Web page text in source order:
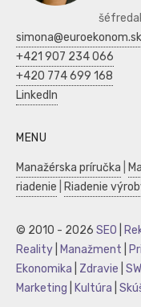
simona@euroekonom.sk
+421 907 234 066
+420 774 699 168
LinkedIn
MENU
Manažérska príručka
riadenie
Riadenie
© 2010 - 2026 SEO
Reality
Manažment
Ekonomika
Zdravie
Marketing
Kultúra